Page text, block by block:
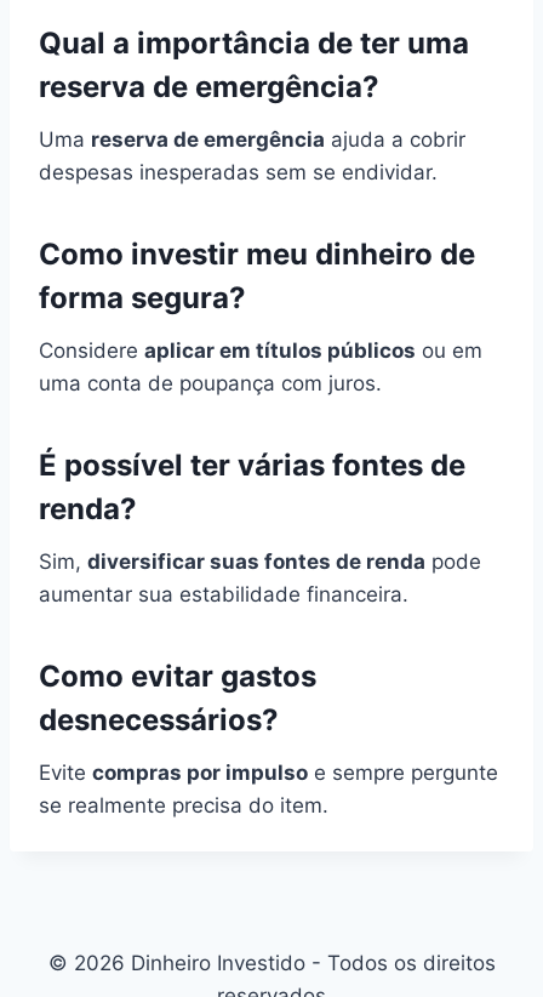
Qual a importância de ter uma
reserva de emergência?
Uma reserva de emergência ajuda a cobrir
despesas inesperadas sem se endividar.
Como investir meu dinheiro de
forma segura?
Considere aplicar em títulos públicos ou em
uma conta de poupança com juros.
É possível ter várias fontes de
renda?
Sim, diversificar suas fontes de renda pode
aumentar sua estabilidade financeira.
Como evitar gastos
desnecessários?
Evite compras por impulso e sempre pergunte
se realmente precisa do item.
© 2026 Dinheiro Investido - Todos os direitos